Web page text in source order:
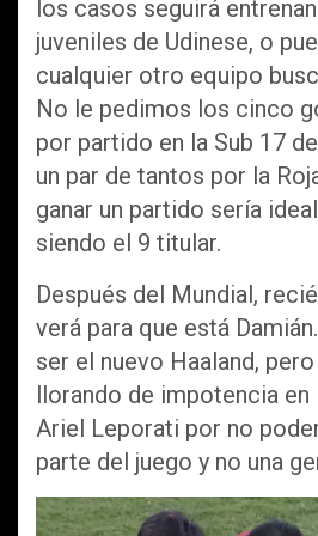
los casos seguirá
juveniles de Udinese, o
cualquier otro equipo
No le pedimos los cinco
por partido en la Sub 17
un par de tantos por la
ganar un partido sería
siendo el 9 titular.
Después del Mundial,
verá para que está
ser el nuevo Haaland,
llorando de impotencia
Ariel Leporati por no
parte del juego y no una